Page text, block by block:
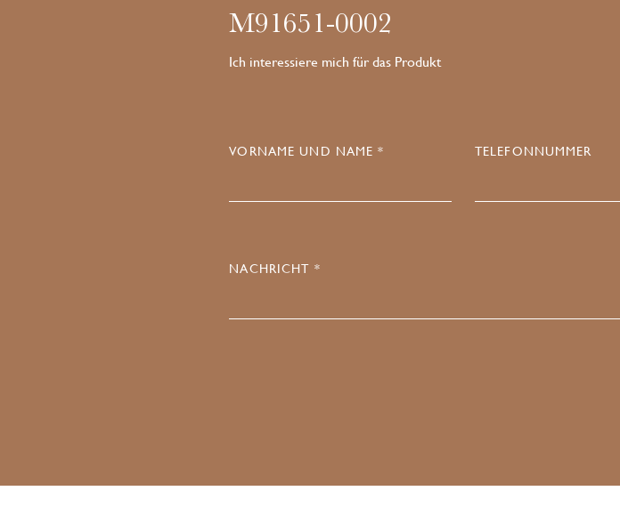
M91651-0002
Ich interessiere mich für das Produkt
VORNAME UND NAME * TELEFONNUMMER
NACHRICHT *